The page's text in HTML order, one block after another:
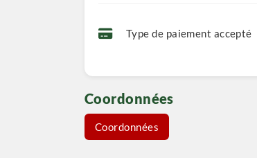
Type de paiement accepté
Coordonnées
Coordonnées